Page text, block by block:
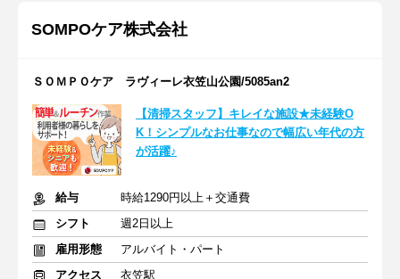
SOMPOケア株式会社
ＳＯＭＰＯケア ラヴィーレ衣笠山公園/5085an2
【清掃スタッフ】キレイな施設★未経験O
K！シンプルなお仕事なので幅広い年代の方
が活躍♪
給与
時給1290円以上＋交通費
シフト
週2日以上
雇用形態
アルバイト・パート
アクセス
衣笠駅